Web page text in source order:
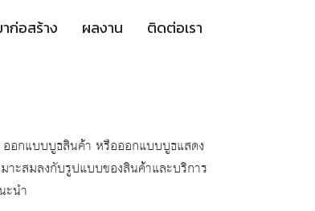
ก่อสร้าง ผลงาน ติดต่อเรา
อกแบบบูธสินค้า หรือออกแบบบูธแสดง
าะสมลงกับรูปแบบของสินค้าและบริการ
ะนำ